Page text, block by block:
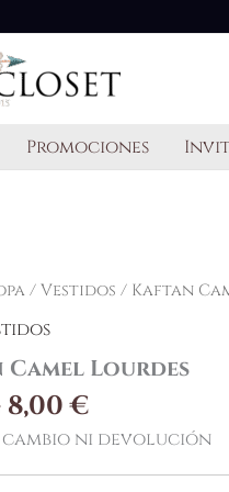
Promociones
/ Vestidos / Kaftan
Lourdes
El
precio
original
era:
12,00 €.
8,00€
El
es:
8,00 €.
cambio ni devolución